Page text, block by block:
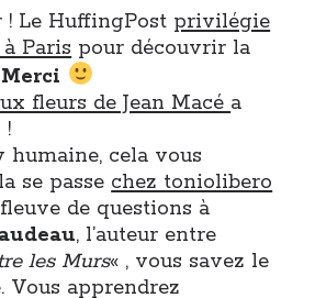
T’as vu quoi ? #52
avant… à Lyon
j’ai opéré ma vélorution toute personnelle
j’ai opéré ma vélorution toute personnelle
j’ai opéré ma vélorution toute
! Le HuffingPost privilégie
Paris pour découvrir la
Merci
fleurs de Jean Macé a
!
cela vous
se passe chez toniolibero
de questions à
, l’auteur entre
les Murs« , vous savez le
apprendrez